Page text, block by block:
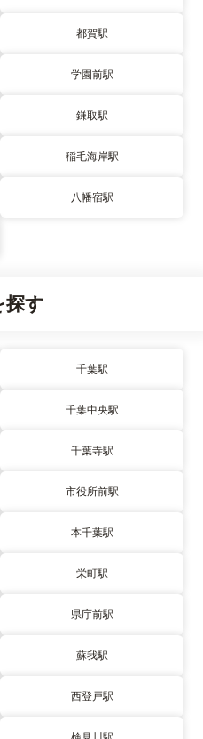
都賀駅
学園前駅
鎌取駅
稲毛海岸駅
八幡宿駅
探す
千葉駅
千葉中央駅
千葉寺駅
市役所前駅
本千葉駅
栄町駅
県庁前駅
蘇我駅
西登戸駅